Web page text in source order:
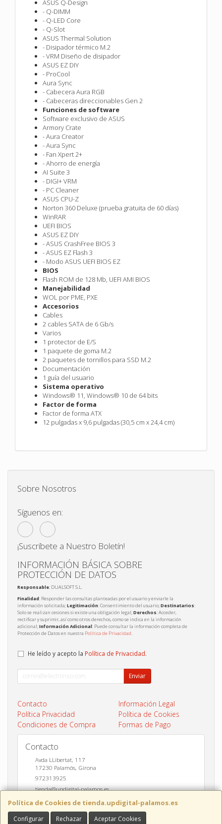
ASUS Q-Design
- Q-DIMM
- Q-LED Core
- Q-Slot
ASUS Thermal Solution
- Disipador térmico M.2
- VRM Diseño de disipador
ASUS EZ DIY
- ProCool
Aura Sync
- Cabecera Aura RGB
- Cabeceras direccionables Gen 2
Funciones de software
Software exclusivo de ASUS
Armory Crate
- Aura Creator
- Aura Sync
- Fan Xpert 2+
- Ahorro de energía
AI Suite 3
- DIGI+ VRM
- PC Cleaner
ASUS CPU-Z
Norton 360 Deluxe (prueba gratuita de 60 días)
WinRAR
UEFI BIOS
ASUS EZ DIY
- ASUS CrashFree BIOS 3
- ASUS EZ Flash 3
- Modo ASUS UEFI BIOS EZ
BIOS
Flash ROM de 128 Mb, UEFI AMI BIOS
Manejabilidad
WOL por PME, PXE
Accesorios
Cables
2 cables SATA de 6 Gb/s
Varios
1 protector de E/S
1 paquete de goma M.2
2 paquetes de tornillos para SSD M.2
Documentación
1 guía del usuario
Sistema operativo
Windows® 11, Windows® 10 de 64 bits
Factor de forma
Factor de forma ATX
12 pulgadas x 9,6 pulgadas (30,5 cm x 24,4 cm)
Política de Cookies de tienda.updigital-palamos.es
Configurar Rechazar Aceptar Cookies
Sobre Nosotros
Síguenos en:
¡Suscríbete a Nuestro Boletín!
INFORMACIÓN BÁSICA SOBRE
PROTECCIÓN DE DATOS
Responsable: DUALSOFT S.L.
Finalidad: Responder las consultas planteadas por el usuario y enviarle la
información solicitada;Legitimación: Consentimiento del usuario;Destinatarios:
Solo se realizan cesiones si existe una obligación legal;Derechos: Acceder,
rectificar y suprimir, así como otros derechos, como se indica en la información
adicional;Información Adicional: Puede consultar la información completa de
Protección de Datos en nuestra Política de Privacidad.
He leído y acepto la Política de Privacidad.
Enviar
Contacto
Información Legal
Política Privacidad
Política de Cookies
Condiciones de Compra
Formas de Pago
Contacto
Avda LLibertat, 117
17230 Palamós, Girona
972313925
tienda@updigital-palamos.es
Horario